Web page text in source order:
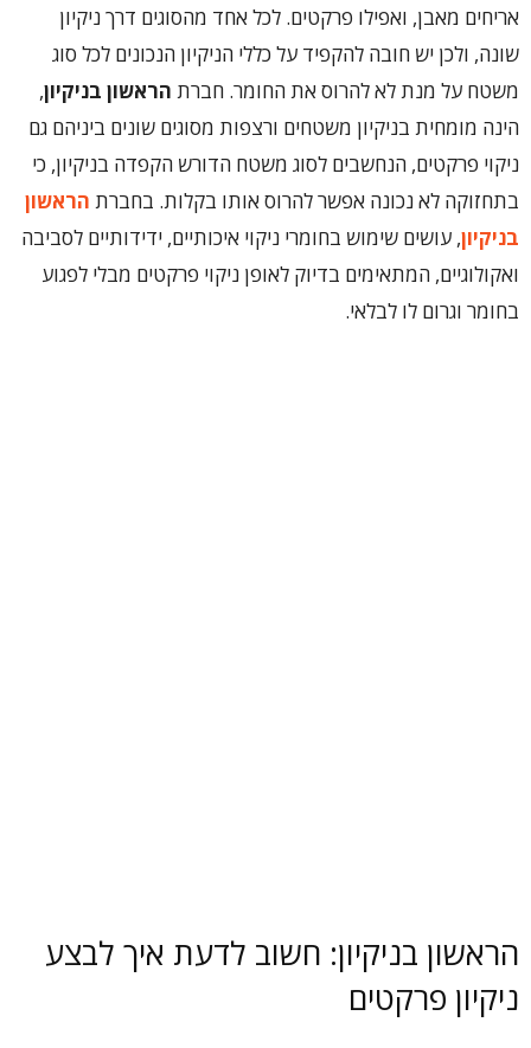
אריחים מאבן, ואפילו פרקטים. לכל אחד מהסוגים דרך ניקיון
שונה, ולכן יש חובה להקפיד על כללי הניקיון הנכונים לכל סוג
משטח על מנת לא להרוס את החומר. חברת הראשון בניקיון,
הינה מומחית בניקיון משטחים ורצפות מסוגים שונים ביניהם גם
ניקוי פרקטים, הנחשבים לסוג משטח הדורש הקפדה בניקיון, כי
בתחזוקה לא נכונה אפשר להרוס אותו בקלות. בחברת הראשון
בניקיון, עושים שימוש בחומרי ניקוי איכותיים, ידידותיים לסביבה
ואקולוגיים, המתאימים בדיוק לאופן ניקוי פרקטים מבלי לפגוע
בחומר וגרום לו לבלאי.
הראשון בניקיון: חשוב לדעת איך לבצע
ניקיון פרקטים